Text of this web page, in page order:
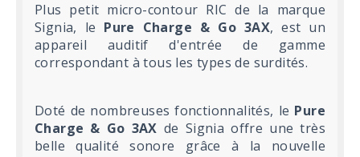
Plus petit micro-contour RIC de la marque
Signia, le Pure Charge & Go 3AX, est un
appareil auditif d'entrée de gamme
correspondant à tous les types de surdités.
Doté de nombreuses fonctionnalités, le Pure
Charge & Go 3AX de Signia offre une très
belle qualité sonore grâce à la nouvelle